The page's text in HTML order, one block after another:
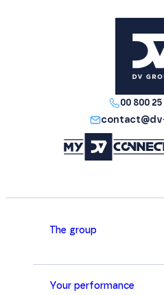
00 800
The group
Your performance